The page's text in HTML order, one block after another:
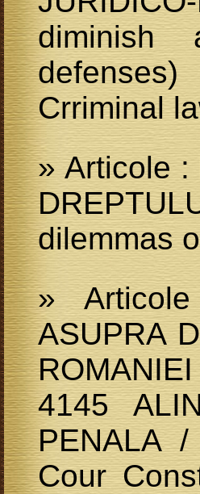
diminish
Crriminal
» Articole :
dilemmas
»
ASUPRA
4145
PENALA
Cour